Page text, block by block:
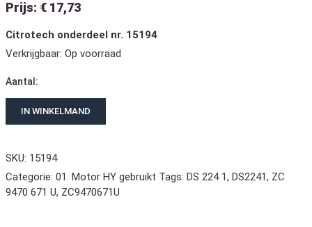
Prijs: € 17,73
Citrotech onderdeel nr. 15194
Verkrijgbaar: Op voorraad
Aantal:
IN WINKELMAND
SKU: 15194
Categorie: 01. Motor HY gebruikt Tags: DS 224 1, DS2241, ZC
9470 671 U, ZC9470671U